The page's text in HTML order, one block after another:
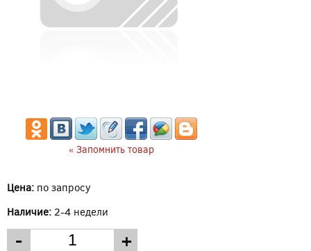
« Запомнить товар
Цена: по запросу
Наличие: 2-4 недели
- +